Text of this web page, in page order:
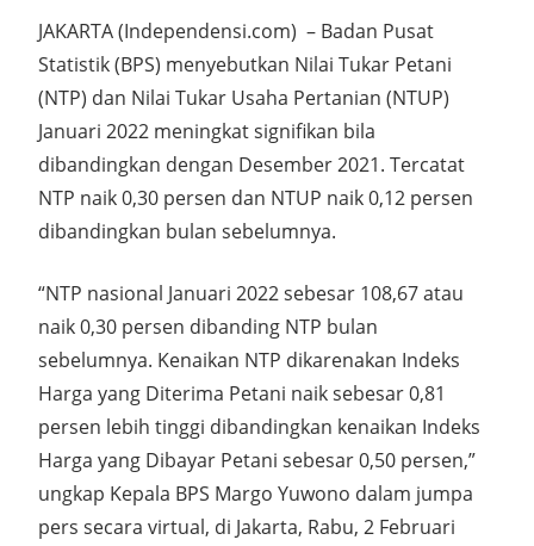
JAKARTA (Independensi.com) – Badan Pusat
Statistik (BPS) menyebutkan Nilai Tukar Petani
(NTP) dan Nilai Tukar Usaha Pertanian (NTUP)
Januari 2022 meningkat signifikan bila
dibandingkan dengan Desember 2021. Tercatat
NTP naik 0,30 persen dan NTUP naik 0,12 persen
dibandingkan bulan sebelumnya.
“NTP nasional Januari 2022 sebesar 108,67 atau
naik 0,30 persen dibanding NTP bulan
sebelumnya. Kenaikan NTP dikarenakan Indeks
Harga yang Diterima Petani naik sebesar 0,81
persen lebih tinggi dibandingkan kenaikan Indeks
Harga yang Dibayar Petani sebesar 0,50 persen,”
ungkap Kepala BPS Margo Yuwono dalam jumpa
pers secara virtual, di Jakarta, Rabu, 2 Februari